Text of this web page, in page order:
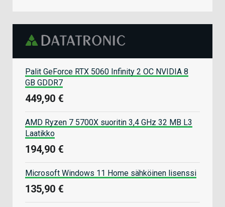
Palit GeForce RTX 5060 Infinity 2 OC NVIDIA 8
GB GDDR7
449,90 €
AMD Ryzen 7 5700X suoritin 3,4 GHz 32 MB L3
Laatikko
194,90 €
Microsoft Windows 11 Home sähköinen lisenssi
135,90 €